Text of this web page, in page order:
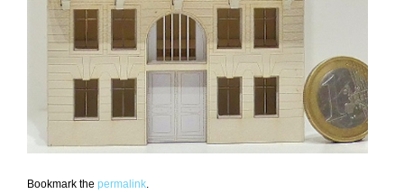
Bookmark the permalink.